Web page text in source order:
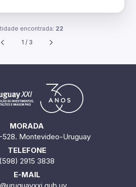
encontrada: 22
1 / 3
MORADA
528. Montevideo-Uruguay
TELEFONE
(598) 2915 3838
E-MAIL